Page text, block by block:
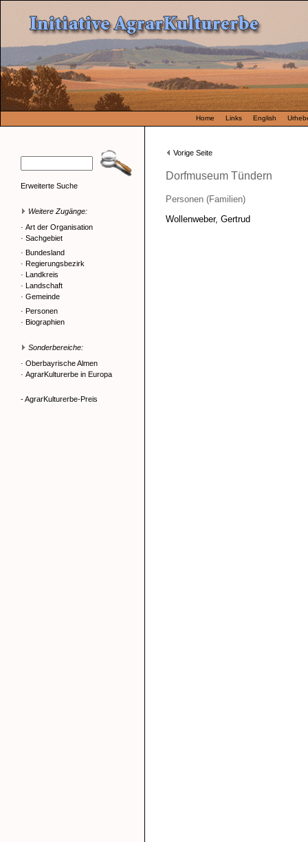
Home Links English
Erweiterte Suche
Weitere Zugänge:
· Art der Organisation
· Sachgebiet
· Bundesland
· Regierungsbezirk
· Landkreis
· Landschaft
· Gemeinde
· Personen
· Biographien
Sonderbereiche:
· Oberbayrische Almen
· AgrarKulturerbe in Europa
- AgrarKulturerbe-Preis
Vorige Seite
Dorfmuseum Tündern
Personen (Familien)
Wollenweber, Gertrud